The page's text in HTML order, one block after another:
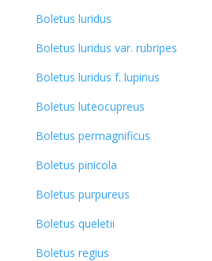
Boletus luridus
Boletus luridus var. rubripes
Boletus luridus f. lupinus
Boletus luteocupreus
Boletus permagnificus
Boletus pinicola
Boletus purpureus
Boletus queletii
Boletus regius